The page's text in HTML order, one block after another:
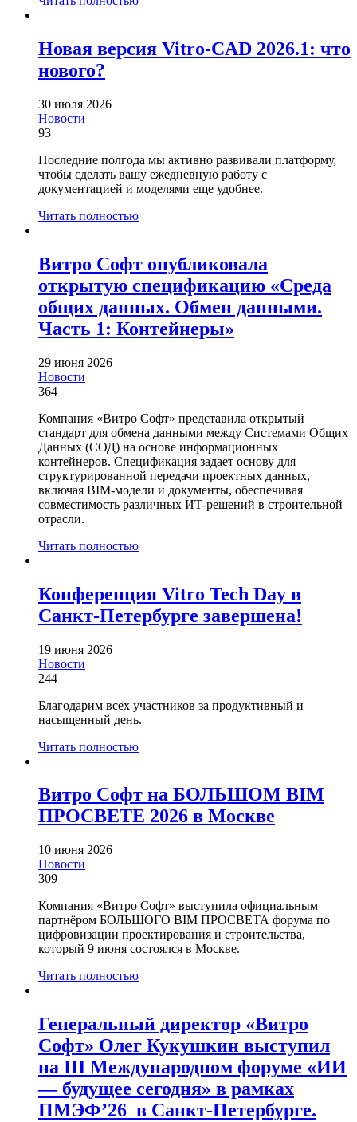
Новая версия Vitro-CAD 2026.1: что
нового?
30 июля 2026
Новости
93
Последние полгода мы активно развивали платформу,
чтобы сделать вашу ежедневную работу с
документацией и моделями еще удобнее.
Читать полностью
Витро Софт опубликовала
открытую спецификацию «Среда
общих данных. Обмен данными.
Часть 1: Контейнеры»
29 июня 2026
Новости
364
Компания «Витро Софт» представила открытый
стандарт для обмена данными между Системами Общих
Данных (СОД) на основе информационных
контейнеров. Спецификация задает основу для
структурированной передачи проектных данных,
включая BIM-модели и документы, обеспечивая
совместимость различных ИТ-решений в строительной
отрасли.
Читать полностью
Конференция Vitro Tech Day в
Санкт-Петербурге завершена!
19 июня 2026
Новости
244
Благодарим всех участников за продуктивный и
насыщенный день.
Читать полностью
Витро Софт на БОЛЬШОМ BIM
ПРОСВЕТЕ 2026 в Москве
10 июня 2026
Новости
309
Компания «Витро Софт» выступила официальным
партнёром БОЛЬШОГО BIM ПРОСВЕТА форума по
цифровизации проектирования и строительства,
который 9 июня состоялся в Москве.
Читать полностью
Генеральный директор «Витро
Софт» Олег Кукушкин выступил
на III Международном форуме «ИИ
— будущее сегодня» в рамках
ПМЭФ’26 в Санкт-Петербурге.